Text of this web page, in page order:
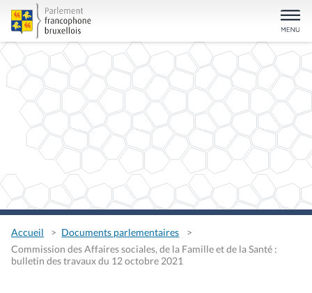
Accueil
Documents parlementaires
Commission des Affaires sociales, de la Famille et de la Santé :
bulletin des travaux du 12 octobre 2021